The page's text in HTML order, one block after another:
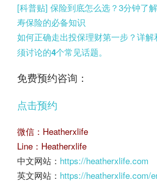
[科普贴] 保险到底怎么选？3分钟了
寿保险的必备知识
如何正确走出投保理财第一步？详
须讨论的4个常见话题。
免费预约咨询：
点击预约
微信：Heatherxlife
Line：Heatherxlife
中文网站： https://heatherxlife.com
英文网站： https://heatherxlife.com/